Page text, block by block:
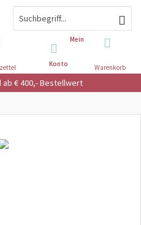
€ 400,- Bestellwert
Warenkorb
Mein
Konto